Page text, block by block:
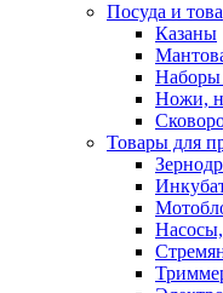
Посуда и
Казаны
Наборы
Ножи,
Товары для